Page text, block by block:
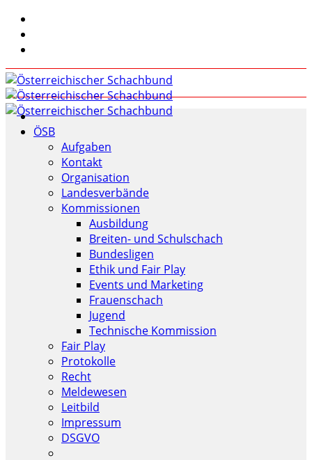
ÖSB
Aufgaben
Kontakt
Organisation
Landesverbände
Kommissionen
Ausbildung
Breiten- und Schulschach
Bundesligen
Ethik und Fair Play
Events und Marketing
Frauenschach
Jugend
Technische Kommission
Fair Play
Protokolle
Recht
Meldewesen
Leitbild
Impressum
DSGVO